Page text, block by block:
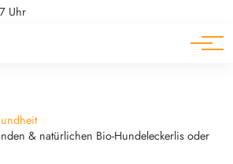
Uhr
& natürlichen Bio-Hundeleckerlis oder